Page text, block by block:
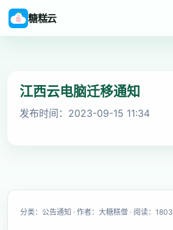
糖糕云
江西云电脑迁移通知
发布时间：2023-09-15 11:34
分类：公告通知 · 作者：大糖糕僧 · 阅读：1803